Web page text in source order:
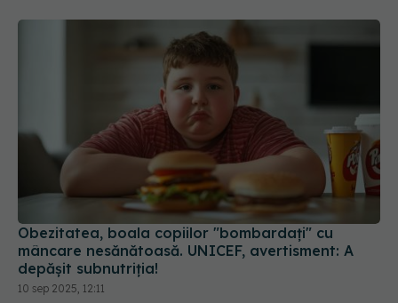
Obezitatea, boala copiilor "bombardați" cu
mâncare nesănătoasă. UNICEF, avertisment: A
depășit subnutriția!